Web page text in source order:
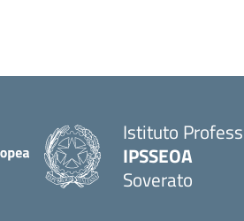
Istituto
IPSSEOA
Soverato